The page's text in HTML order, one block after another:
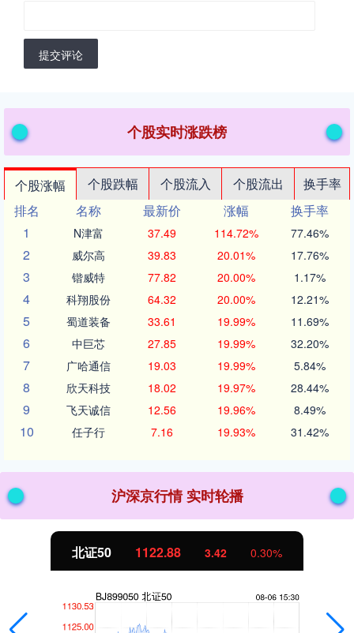
提交评论
个股实时涨跌榜
个股涨幅 个股跌幅 个股流入 个股流出
换手率
排名
名称 最新价 涨幅
换手率
1
N津富 37.49 114.72% 77.46%
2 威尔高 39.83 20.01% 17.76%
3 锴威特 77.82 20.00% 1.17%
4 科翔股份 64.32 20.00% 12.21%
5 蜀道装备 33.61 19.99% 11.69%
6 中巨芯 27.85 19.99% 32.20%
7 广哈通信 19.03 19.99% 5.84%
8 欣天科技 18.02 19.97% 28.44%
9 飞天诚信 12.56 19.96% 8.49%
10 任子行 7.16 19.93% 31.42%
沪深京行情 实时轮播
北证50 1122.88 3.42 0.30%